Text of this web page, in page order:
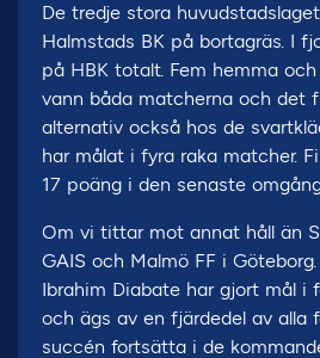
De tredje stora
Halmstads BK på bortagräs. I
på HBK totalt. Fem hemma
vann båda matcherna och det
alternativ också hos de
har målat i fyra raka matcher.
17 poäng i den senaste
Om vi tittar mot annat håll än
GAIS och Malmö FF i
Ibrahim Diabate har gjort mål i
och ägs av en fjärdedel av alla
succén fortsätta i de